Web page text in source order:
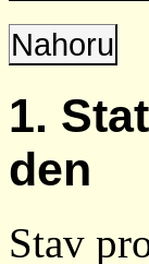
Nahoru
1.
den
Stav